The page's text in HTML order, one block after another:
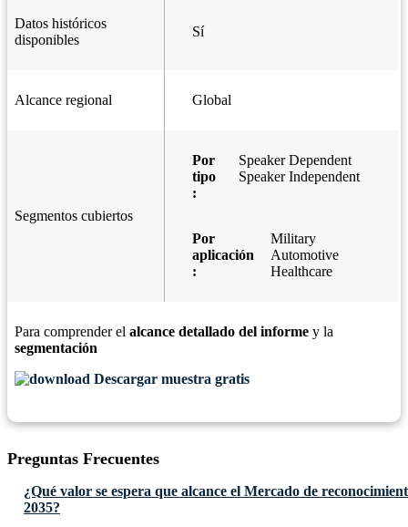
Datos históricos
disponibles
Sí
Alcance regional Global
Segmentos cubiertos
Por
tipo
:
Speaker Dependent
Speaker Independent
Por
aplicación
:
Military
Automotive
Healthcare
Para comprender el alcance detallado del informe y la
segmentación
Descargar muestra gratis
Preguntas Frecuentes
¿Qué valor se espera que alcance el Mercado de
2035?